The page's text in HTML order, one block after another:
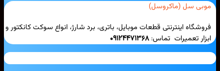
سل (ماکروسل)
اینترنتی قطعات موبایل، باتری، برد شارژ، انواع سوکت کانکتور و
تعمیرات تماس:۰۹۱۲۴۴۷۱۳۶۸